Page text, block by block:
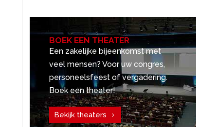
BOEK EEN THEATER
Een zakelijke bijeenkomst met
veel mensen? Voor uw congres,
personeelsfeest of vergadering.
Boek een theater!
Bekijk theaters